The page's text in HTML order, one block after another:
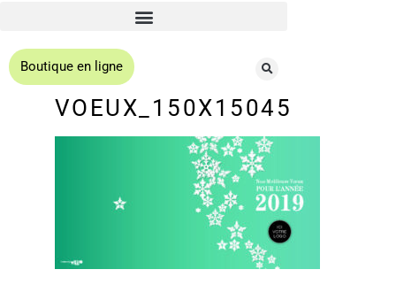
Boutique en ligne
VOEUX_150X15045